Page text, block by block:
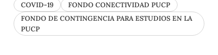
COVID-19
FONDO CONECTIVIDAD PUCP
FONDO DE CONTINGENCIA PARA ESTUDIOS EN LA
PUCP